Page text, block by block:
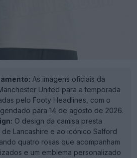
As imagens oficiais da
United para a temporada
pelo Footy Headlines, com o
para 14 de agosto de 2026.
O design da camisa presta
de Lancashire e ao icónico Salford
quatro rosas que acompanham
e um emblema personalizado